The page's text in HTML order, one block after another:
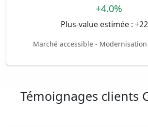
+4.0%
Plus-value estimée :
Marché accessible -
Témoignages clients